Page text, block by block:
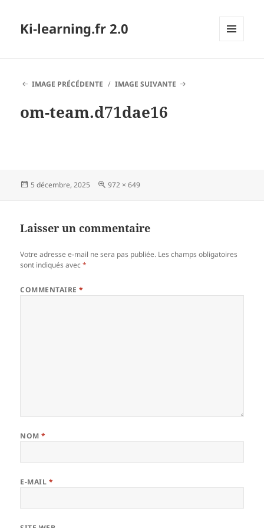
Ki-learning.fr 2.0
IMAGE PRÉCÉDENTE
IMAGE SUIVANTE
om-team.d71dae16
Publié
5 décembre, 2025
Taille
972 × 649
Laisser un commentaire
Votre adresse e-mail ne sera pas publiée. Les champs obligatoires
sont indiqués avec*
COMMENTAIRE*
NOM*
E-MAIL *